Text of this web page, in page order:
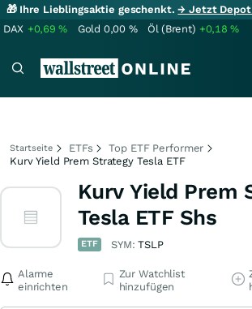
🎁 Ihre Lieblingsaktie geschenkt.→ Jetzt
DAX +0,69% Gold 0,00 % Öl (Brent) +0,18%
Startseite ETFs
Top ETF Performer
Kurv Yield Prem Strategy Tesla ETF
Kurv Yield Prem
Tesla ETF Shs
ETF SYM:TSLP
Alarme
einrichten
Zur Watchlist
hinzufügen